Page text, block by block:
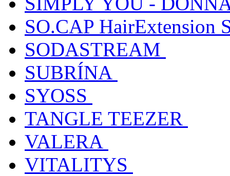
SO.CAP HairExtension
SODASTREAM
SUBRÍNA
SYOSS
TANGLE TEEZER
VALERA
VITALITYS